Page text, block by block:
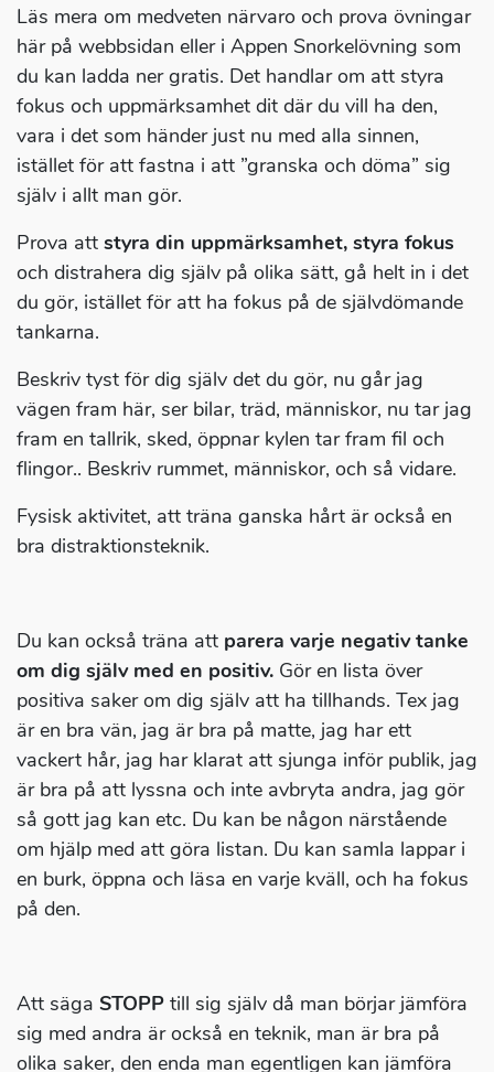
Läs mera om medveten närvaro och prova övningar
här på webbsidan eller i Appen Snorkelövning som
du kan ladda ner gratis. Det handlar om att styra
fokus och uppmärksamhet dit där du vill ha den,
vara i det som händer just nu med alla sinnen,
istället för att fastna i att ”granska och döma” sig
själv i allt man gör.
Prova att styra din uppmärksamhet, styra fokus
och distrahera dig själv på olika sätt, gå helt in i det
du gör, istället för att ha fokus på de självdömande
tankarna.
Beskriv tyst för dig själv det du gör, nu går jag
vägen fram här, ser bilar, träd, människor, nu tar jag
fram en tallrik, sked, öppnar kylen tar fram fil och
flingor.. Beskriv rummet, människor, och så vidare.
Fysisk aktivitet, att träna ganska hårt är också en
bra distraktionsteknik.
Du kan också träna att parera varje negativ tanke
om dig själv med en positiv. Gör en lista över
positiva saker om dig själv att ha tillhands. Tex jag
är en bra vän, jag är bra på matte, jag har ett
vackert hår, jag har klarat att sjunga inför publik, jag
är bra på att lyssna och inte avbryta andra, jag gör
så gott jag kan etc. Du kan be någon närstående
om hjälp med att göra listan. Du kan samla lappar i
en burk, öppna och läsa en varje kväll, och ha fokus
på den.
Att säga STOPP till sig själv då man börjar jämföra
sig med andra är också en teknik, man är bra på
olika saker, den enda man egentligen kan jämföra